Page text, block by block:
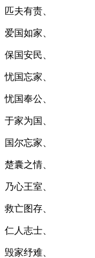
匹夫有责、
爱国如家、
保国安民、
忧国忘家、
忧国奉公、
于家为国、
国尔忘家、
楚囊之情、
乃心王室、
救亡图存、
仁人志士、
毁家纾难、